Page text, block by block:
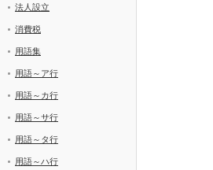
法人設立
消費税
用語集
用語～ア行
用語～カ行
用語～サ行
用語～タ行
用語～ハ行